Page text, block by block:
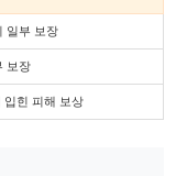
일부 보장
보장
입힌 피해 보상